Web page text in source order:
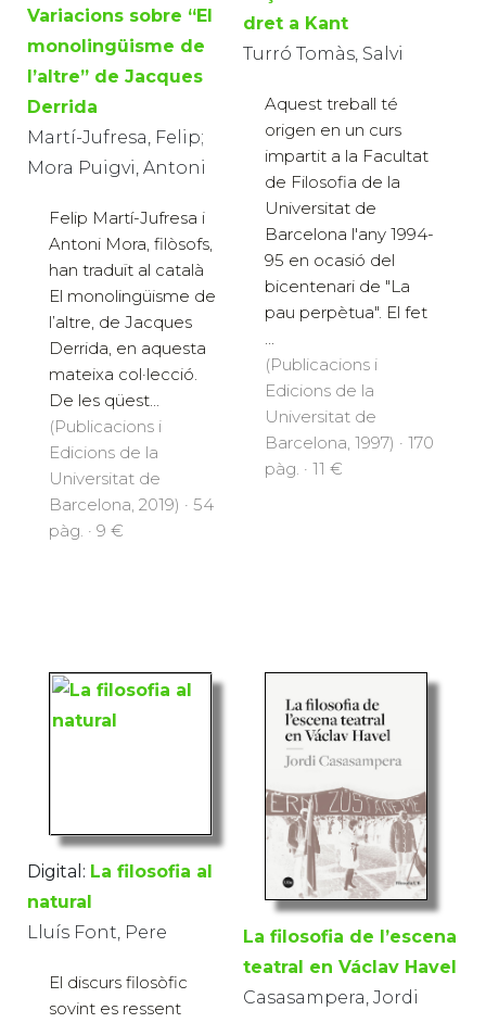
Variacions sobre “El
monolingüisme de
l’altre” de Jacques
Derrida
Martí-Jufresa, Felip;
Mora Puigvi, Antoni
Felip Martí-Jufresa i
Antoni Mora, filòsofs,
han traduït al català
El monolingüisme de
l’altre, de Jacques
Derrida, en aquesta
mateixa col·lecció.
De les qüest...
(Publicacions i
Edicions de la
Universitat de
Barcelona, 2019) · 54
pàg. · 9 €
dret a Kant
Turró Tomàs, Salvi
Aquest treball té
origen en un curs
impartit a la Facultat
de Filosofia de la
Universitat de
Barcelona l'any 1994-
95 en ocasió del
bicentenari de "La
pau perpètua". El fet
...
(Publicacions i
Edicions de la
Universitat de
Barcelona, 1997) · 170
pàg. · 11 €
Digital: La filosofia al
natural
Lluís Font, Pere
El discurs filosòfic
sovint es ressent
La filosofia de l’escena
teatral en Václav Havel
Casasampera, Jordi